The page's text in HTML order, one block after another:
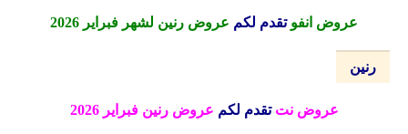
عروض انفو تقدم لكم عروض رنين لشهر فبراير 2026
رنين
عروض نت تقدم لكم عروض رنين فبراير 2026